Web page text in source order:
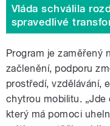
Vláda schválila
spravedlivé
Program je zaměřený
začlenění, podporu
prostředí, vzdělávání,
chytrou mobilitu. „Jde
který má pomoci